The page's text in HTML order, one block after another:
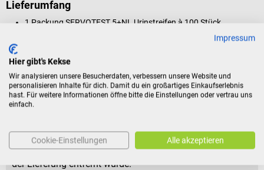
Lieferumfang
1 Packung SERVOTEST 5+NL Urinstreifen à 100 Stück
Rückgabebedingungen
Dieses Produkt ist von der Rücknahme ausgeschlossen.
Für Verbraucher besteht das Widerrufsrecht nicht bei
Gründen des Gesundheitsschutzes oder der Hygiene nicht
zur Rückgabe geeignet sind, wenn ihre Versiegelung nach
der Lieferung entfernt wurde.
Impressum
Hier gibt's Kekse
Wir analysieren unsere Besucherdaten, verbessern unsere Website und
personalisieren Inhalte für dich. Damit du ein großartiges Einkaufserlebnis
hast. Für weitere Informationen öffne bitte die Einstellungen oder vertrau uns
einfach.
Cookie-Einstellungen Alle akzeptieren